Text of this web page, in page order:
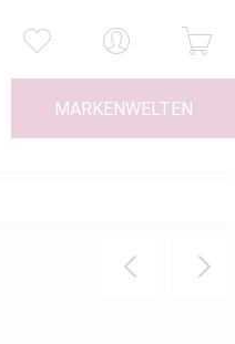
MARKENWELTEN